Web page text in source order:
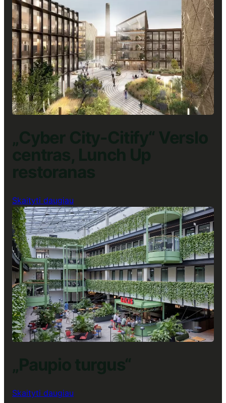
Lunch
Up
restoranas
„Cyber City-Citify“ Verslo
centras, Lunch Up
restoranas
Skaityti daugiau
„Cyber
City-
Citify“
Verslo
centras,
Lunch
Up
restoranas
„Paupio turgus“
Skaityti daugiau